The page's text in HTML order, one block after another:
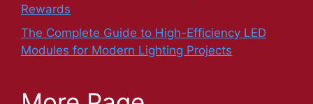
Rewards
The Complete Guide to High-Efficiency LED
Modules for Modern Lighting Projects